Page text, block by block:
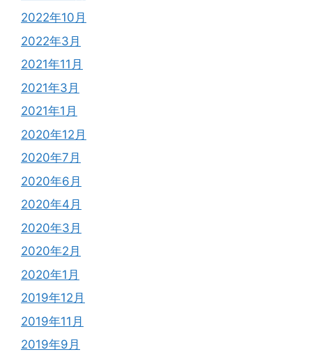
2022年10月
2022年3月
2021年11月
2021年3月
2021年1月
2020年12月
2020年7月
2020年6月
2020年4月
2020年3月
2020年2月
2020年1月
2019年12月
2019年11月
2019年9月